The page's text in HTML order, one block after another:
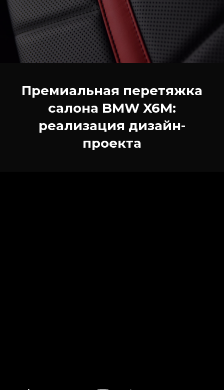
Премиальная перетяжка
салона BMW X6M:
реализация дизайн-
проекта